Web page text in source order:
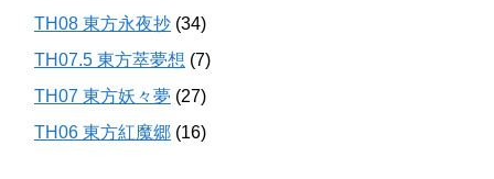
TH08 東方永夜抄 (34)
TH07.5 東方萃夢想 (7)
TH07 東方妖々夢 (27)
TH06 東方紅魔郷 (16)